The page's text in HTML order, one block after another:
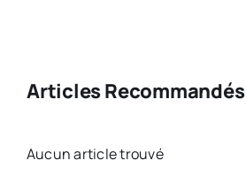
Articles Recommandés
Aucun article trouvé